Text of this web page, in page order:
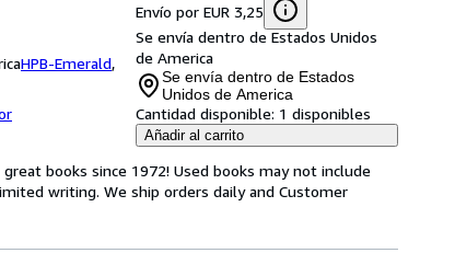
HPB-Emerald,
Envío por EUR 3,25
Se envía dentro de Estados Unidos
de America
Se envía dentro de Estados
Unidos de America
Cantidad disponible: 1 disponibles
Añadir al carrito
books since 1972! Used books may not include
writing. We ship orders daily and Customer